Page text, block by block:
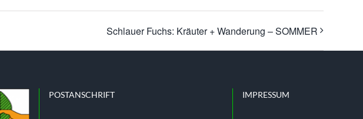
Schlauer Fuchs: Kräuter + Wanderung – SOMMER
POSTANSCHRIFT IMPRESSUM